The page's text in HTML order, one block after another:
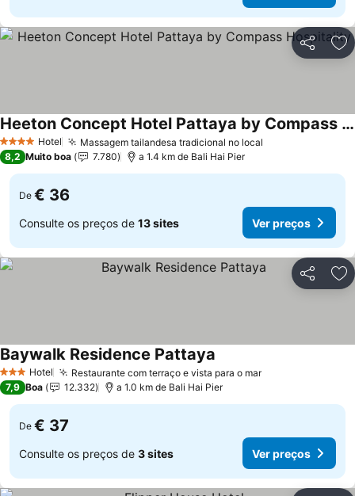
Partilhar
4 EstrelasHotel Massagem tailandesa tradicional no local
Heeton Concept Hotel Pattaya by Compass Hospitality
8,2 Muito boa 7.780 a 1.4 km de Bali Hai Pier
De € 36
Consulte os preços de 13 sites Ver preços
Partilhar
3 EstrelasHotel Restaurante com terraço e vista para o mar
Baywalk Residence Pattaya
7,9 Boa 12.332 a 1.0 km de Bali Hai Pier
De € 37
Consulte os preços de 3 sites Ver preços